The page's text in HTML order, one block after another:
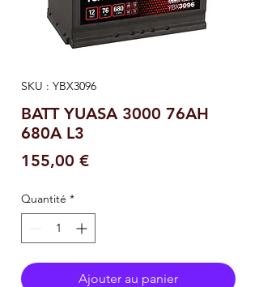
SKU : YBX3096
BATT YUASA 3000 76AH
680A L3
155,00 €Prix
Quantité *
Ajouter au panier